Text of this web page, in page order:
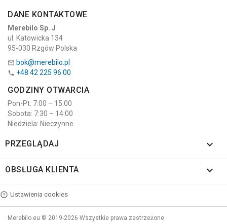
DANE KONTAKTOWE
Merebilo Sp. J
ul. Katowicka 134
95-030 Rzgów Polska
 bok@merebilo.pl
 +48 42 225 96 00
GODZINY OTWARCIA
Pon-Pt: 7:00 – 15:00
Sobota: 7:30 – 14:00
Niedziela: Nieczynne
PRZEGLĄDAJ 
OBSŁUGA KLIENTA 
Ustawienia cookies
Merebilo.eu © 2019-2026 Wszystkie prawa zastrzeżone